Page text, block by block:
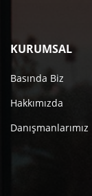
KURUMSAL
Basında Biz
Hakkımızda
Danışmanlarımız